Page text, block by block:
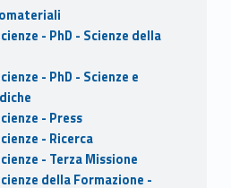
- PhD - Scienze della
- PhD - Scienze e
- Press
- Ricerca
- Terza Missione
della Formazione -